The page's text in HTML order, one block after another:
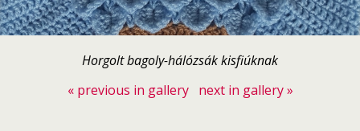
Horgolt bagoly-hálózsák kisfiúknak
« previous in gallery
next in gallery »